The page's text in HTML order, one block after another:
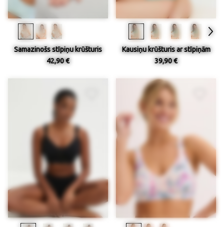
Samazinošs stīpiņu krūšturis
42,90 €
Kausiņu krūšturis ar stīpiņām
39,90 €